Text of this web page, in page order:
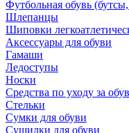
Футбольная обувь
Шлепанцы
Шиповки
Аксессуары для обуви
Гамаши
Ледоступы
Носки
Средства по уходу за
Стельки
Сумки для обуви
Сушилки для обуви